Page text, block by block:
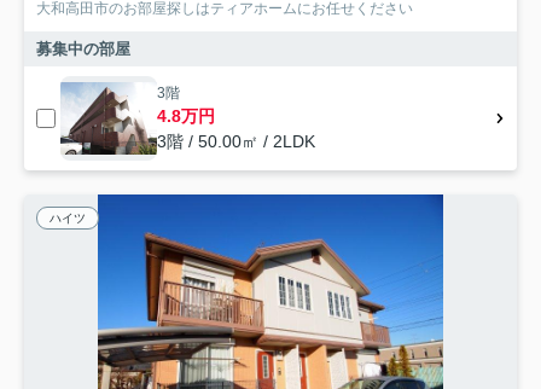
大和高田市のお部屋探しはティアホームにお任せください
募集中の部屋
3階
4.8万円
3階 / 50.00㎡ / 2LDK
ハイツ